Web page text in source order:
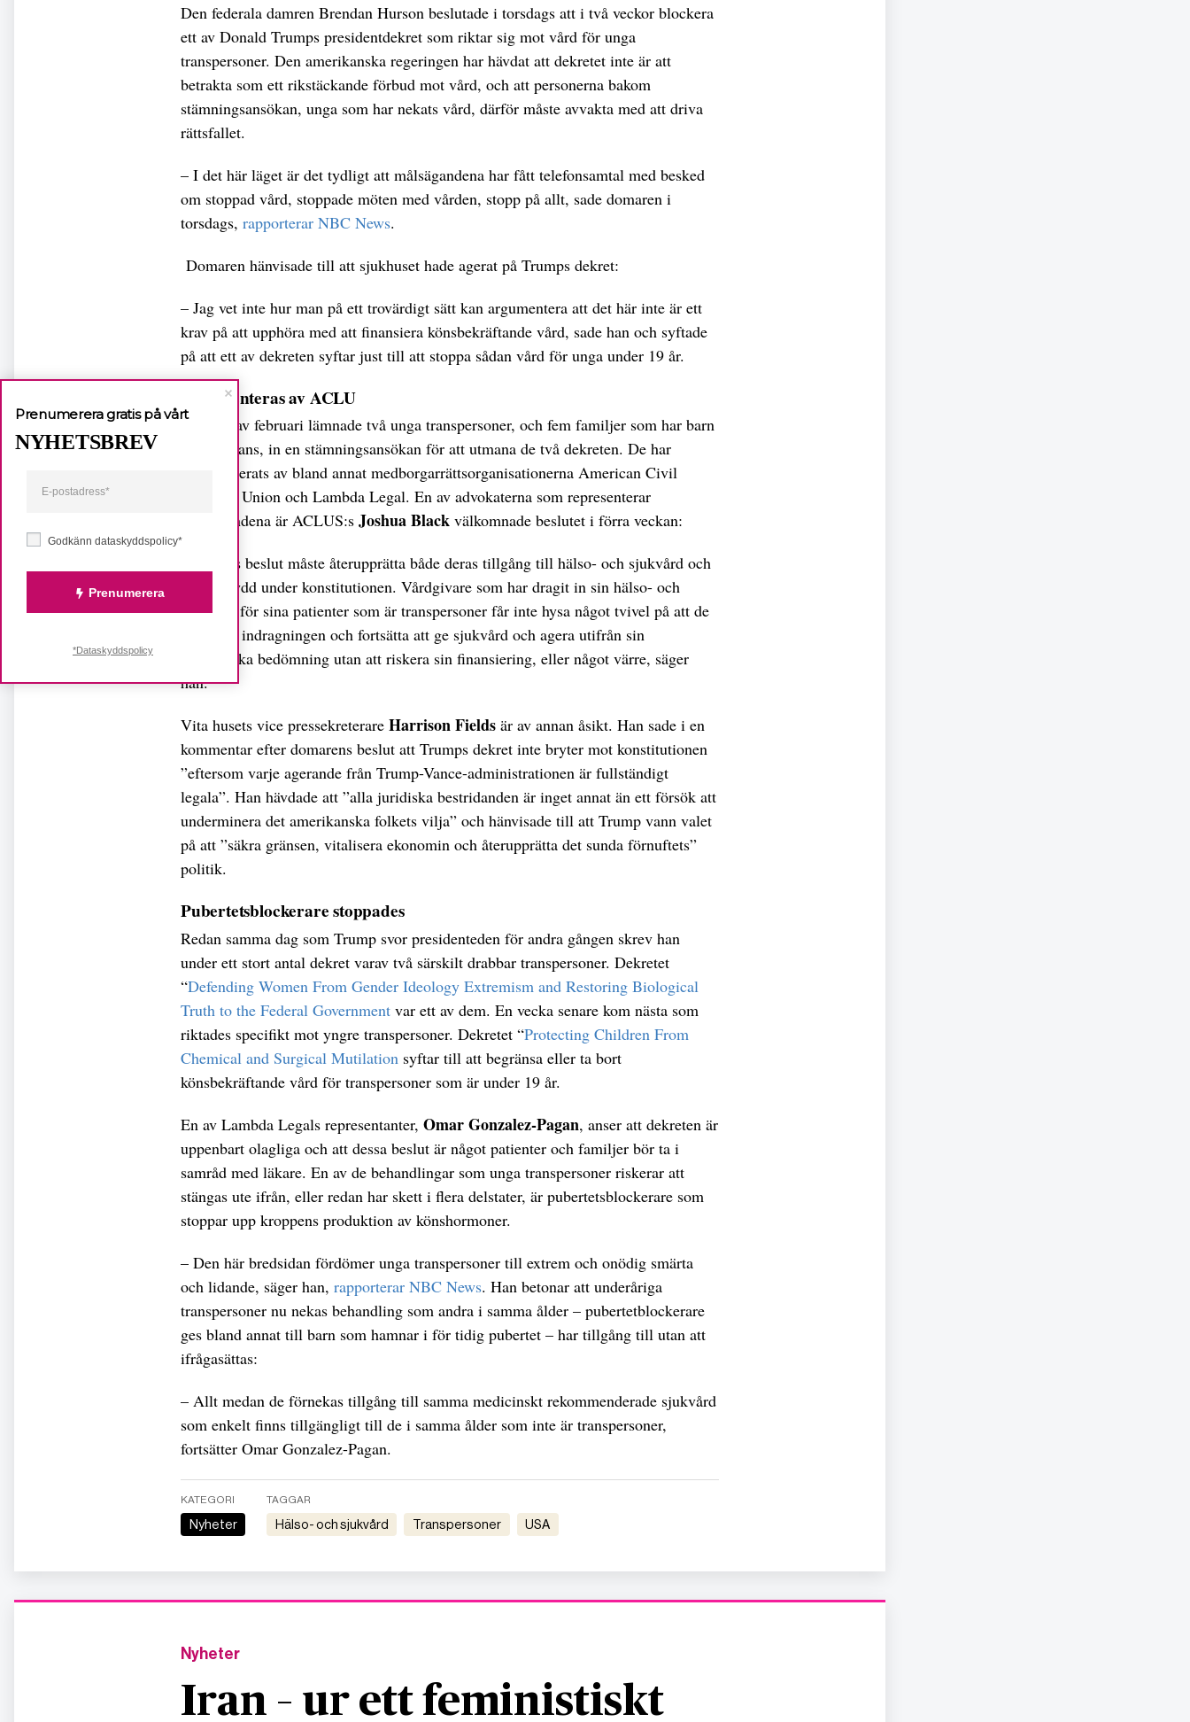
Den federala damren Brendan Hurson beslutade i torsdags att i två veckor blockera
ett av Donald Trumps presidentdekret som riktar sig mot vård för unga
transpersoner. Den amerikanska regeringen har hävdat att dekretet inte är att
betrakta som ett rikstäckande förbud mot vård, och att personerna bakom
stämningsansökan, unga som har nekats vård, därför måste avvakta med att driva
rättsfallet.
– I det här läget är det tydligt att målsägandena har fått telefonsamtal med besked
om stoppad vård, stoppade möten med vården, stopp på allt, sade domaren i
torsdags, rapporterar NBC News.
Domaren hänvisade till att sjukhuset hade agerat på Trumps dekret:
– Jag vet inte hur man på ett trovärdigt sätt kan argumentera att det här inte är ett
krav på att upphöra med att finansiera könsbekräftande vård, sade han och syftade
på att ett av dekreten syftar just till att stoppa sådan vård för unga under 19 år.
Representeras av ACLU
I början av februari lämnade två unga transpersoner, och fem familjer som har barn
som är trans, in en stämningsansökan för att utmana de två dekreten. De har
representerats av bland annat medborgarrättsorganisationerna American Civil
Liberties Union och Lambda Legal. En av advokaterna som representerar
målsägandena är ACLUS:s Joshua Black välkomnade beslutet i förra veckan:
– Dagens beslut måste återupprätta både deras tillgång till hälso- och sjukvård och
deras skydd under konstitutionen. Vårdgivare som har dragit in sin hälso- och
sjukvård för sina patienter som är transpersoner får inte hysa något tvivel på att de
kan häva indragningen och fortsätta att ge sjukvård och agera utifrån sin
medicinska bedömning utan att riskera sin finansiering, eller något värre, säger
han.
Vita husets vice pressekreterare Harrison Fields är av annan åsikt. Han sade i en
kommentar efter domarens beslut att Trumps dekret inte bryter mot konstitutionen
”eftersom varje agerande från Trump-Vance-administrationen är fullständigt
legala”. Han hävdade att ”alla juridiska bestridanden är inget annat än ett försök att
underminera det amerikanska folkets vilja” och hänvisade till att Trump vann valet
på att ”säkra gränsen, vitalisera ekonomin och återupprätta det sunda förnuftets”
politik.
Pubertetsblockerare stoppades
Redan samma dag som Trump svor presidenteden för andra gången skrev han
under ett stort antal dekret varav två särskilt drabbar transpersoner. Dekretet
“Defending Women From Gender Ideology Extremism and Restoring Biological
Truth to the Federal Government var ett av dem. En vecka senare kom nästa som
riktades specifikt mot yngre transpersoner. Dekretet “Protecting Children From
Chemical and Surgical Mutilation syftar till att begränsa eller ta bort
könsbekräftande vård för transpersoner som är under 19 år.
En av Lambda Legals representanter, Omar Gonzalez-Pagan, anser att dekreten är
uppenbart olagliga och att dessa beslut är något patienter och familjer bör ta i
samråd med läkare. En av de behandlingar som unga transpersoner riskerar att
stängas ute ifrån, eller redan har skett i flera delstater, är pubertetsblockerare som
stoppar upp kroppens produktion av könshormoner.
– Den här bredsidan fördömer unga transpersoner till extrem och onödig smärta
och lidande, säger han, rapporterar NBC News. Han betonar att underåriga
transpersoner nu nekas behandling som andra i samma ålder – pubertetblockerare
ges bland annat till barn som hamnar i för tidig pubertet – har tillgång till utan att
ifrågasättas:
– Allt medan de förnekas tillgång till samma medicinskt rekommenderade sjukvård
som enkelt finns tillgängligt till de i samma ålder som inte är transpersoner,
fortsätter Omar Gonzalez-Pagan.
KATEGORI
Nyheter
TAGGAR
hälso- och sjukvård transpersoner USA
Nyheter
Iran – ur ett feministiskt
Godkänn dataskyddspolicy*
Prenumerera
Prenumerera gratis på vårt
NYHETSBREV
*Dataskyddspolicy